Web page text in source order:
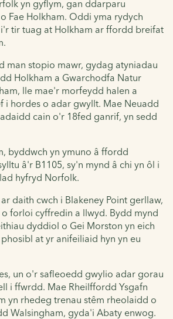
yn gyflym, gan ddarparu
Fae Holkham. Oddi yma rydych
tir tuag at Holkham ar ffordd breifat
man stopio mawr, gydag atyniadau
Holkham a Gwarchodfa Natur
lle mae'r morfeydd halen a
i hordes o adar gwyllt. Mae Neuadd
cain o'r 18fed ganrif, yn sedd
byddwch yn ymuno â ffordd
â'r B1105, sy'n mynd â chi yn ôl i
hyfryd Norfolk.
daith cwch i Blakeney Point gerllaw,
forloi cyffredin a llwyd. Bydd mynd
dyddiol o Gei Morston yn eich
at yr anifeiliaid hyn yn eu
un o'r safleoedd gwylio adar gorau
i ffwrdd. Mae Rheilffordd Ysgafn
yn rhedeg trenau stêm rheolaidd o
Walsingham, gyda'i Abaty enwog.